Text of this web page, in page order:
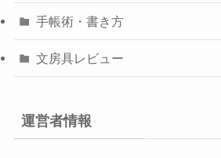
手帳術・書き方
文房具レビュー
運営者情報